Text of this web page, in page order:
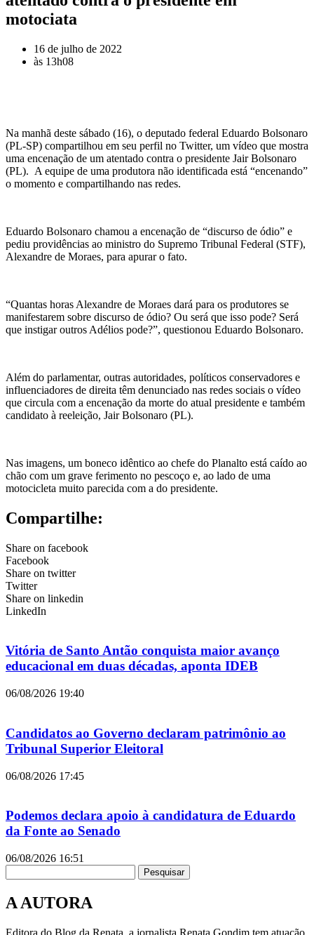
motociata
16 de julho de 2022
às 13h08
Na manhã deste sábado (16), o deputado federal Eduardo Bolsonaro
(PL-SP) compartilhou em seu perfil no Twitter, um vídeo que mostra
uma encenação de um atentado contra o presidente Jair Bolsonaro
(PL). A equipe de uma produtora não identificada está “encenando”
o momento e compartilhando nas redes.
Eduardo Bolsonaro chamou a encenação de “discurso de ódio” e
pediu providências ao ministro do Supremo Tribunal Federal (STF),
Alexandre de Moraes, para apurar o fato.
“Quantas horas Alexandre de Moraes dará para os produtores se
manifestarem sobre discurso de ódio? Ou será que isso pode? Será
que instigar outros Adélios pode?”, questionou Eduardo Bolsonaro.
Além do parlamentar, outras autoridades, políticos conservadores e
influenciadores de direita têm denunciado nas redes sociais o vídeo
que circula com a encenação da morte do atual presidente e também
candidato à reeleição, Jair Bolsonaro (PL).
Nas imagens, um boneco idêntico ao chefe do Planalto está caído ao
chão com um grave ferimento no pescoço e, ao lado de uma
motocicleta muito parecida com a do presidente.
Compartilhe:
Share on facebook
Facebook
Share on twitter
Twitter
Share on linkedin
LinkedIn
Vitória de Santo Antão conquista maior avanço
educacional em duas décadas, aponta IDEB
06/08/2026 19:40
Candidatos ao Governo declaram patrimônio ao
Tribunal Superior Eleitoral
06/08/2026 17:45
Podemos declara apoio à candidatura de Eduardo
da Fonte ao Senado
06/08/2026 16:51
Pesquisar
A AUTORA
Editora do Blog da Renata, a jornalista Renata Gondim tem atuação